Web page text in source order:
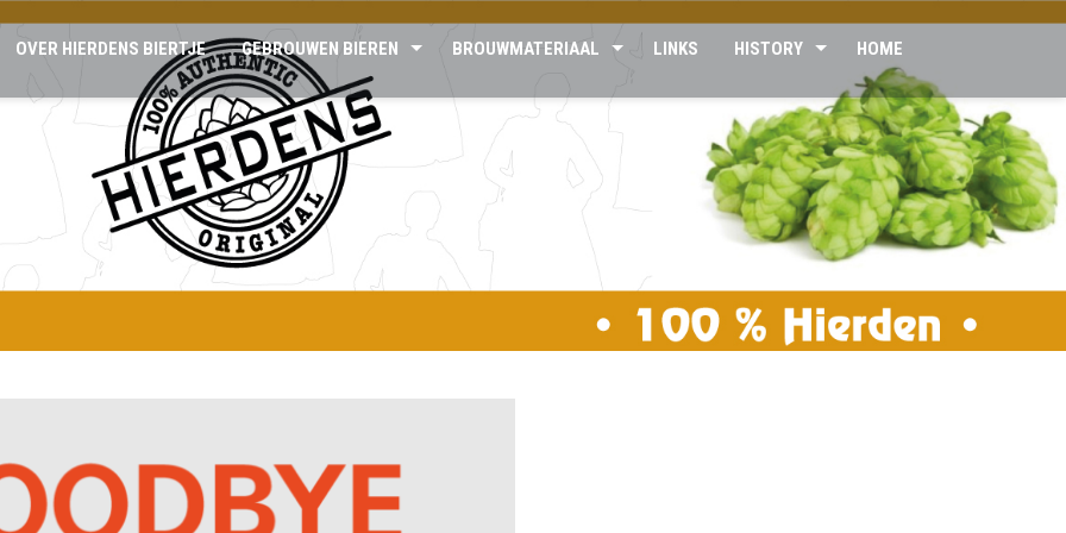
OVER HIERDENS BIERTJE GEBROUWEN BIEREN BROUWMATERIAAL LINKS HISTORY HOME